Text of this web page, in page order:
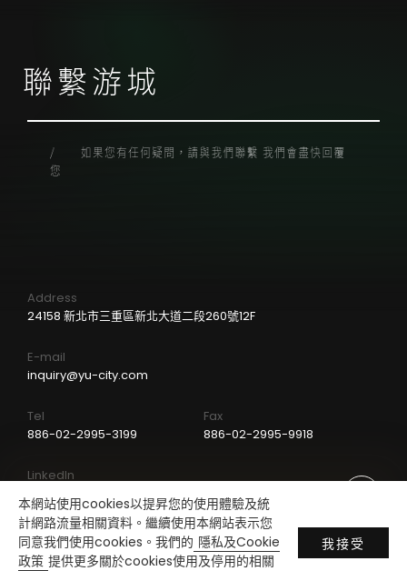
聯繫游城
如果您有任何疑問，請與我們聯繫我們會盡快回覆
Address
24158 新北市三重區新北大道二段260號12F
E-mail
inquiry@yu-city.com
Tel
886-02-2995-3199
Fax
886-02-2995-9918
LinkedIn
本網站使用cookies以提昇您的使用體驗及統
計網路流量相關資料。繼續使用本網站表示您
同意我們使用cookies。我們的 隱私及Cookie
政策 提供更多關於cookies使用及停用的相關
我接受